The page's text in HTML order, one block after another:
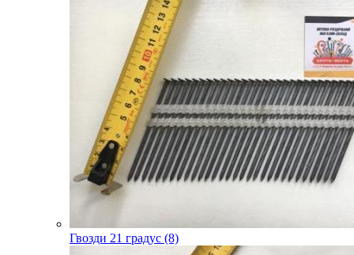
Гвозди 21 градус (8)